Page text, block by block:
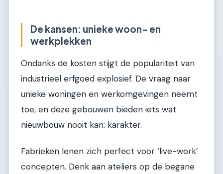
De kansen: unieke woon- en
werkplekken
Ondanks de kosten stijgt de populariteit van
industrieel erfgoed explosief. De vraag naar
unieke woningen en werkomgevingen neemt
toe, en deze gebouwen bieden iets wat
nieuwbouw nooit kan: karakter.
Fabrieken lenen zich perfect voor ‘live-work’
concepten. Denk aan ateliers op de begane